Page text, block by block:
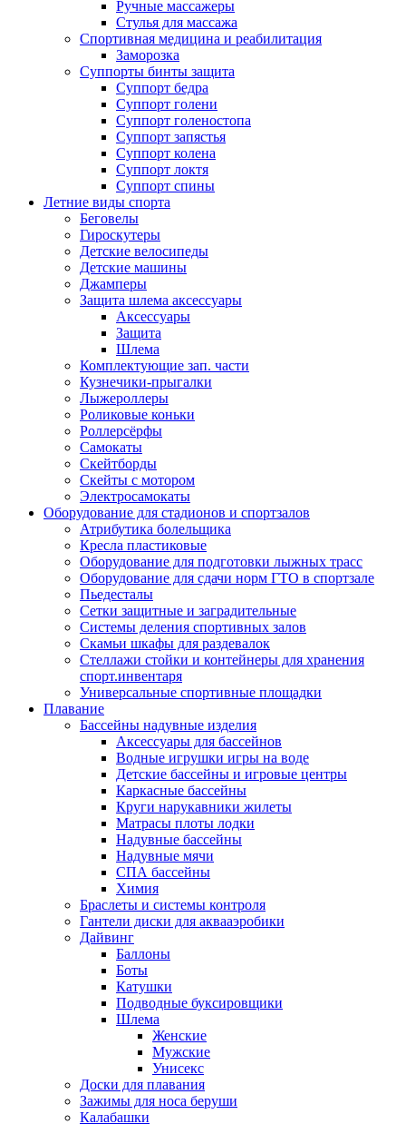
Ручные массажеры
Стулья для массажа
Спортивная медицина и реабилитация
Заморозка
Суппорты бинты защита
Суппорт бедра
Суппорт голени
Суппорт голеностопа
Суппорт запястья
Суппорт колена
Суппорт локтя
Суппорт спины
Летние виды спорта
Беговелы
Гироскутеры
Детские велосипеды
Детские машины
Джамперы
Защита шлема аксессуары
Аксессуары
Защита
Шлема
Комплектующие зап. части
Кузнечики-прыгалки
Лыжероллеры
Роликовые коньки
Роллерсёрфы
Самокаты
Скейтборды
Скейты с мотором
Электросамокаты
Оборудование для стадионов и спортзалов
Атрибутика болельщика
Кресла пластиковые
Оборудование для подготовки лыжных трасс
Оборудование для сдачи норм ГТО в спортзале
Пьедесталы
Сетки защитные и заградительные
Системы деления спортивных залов
Скамьи шкафы для раздевалок
Стеллажи стойки и контейнеры для хранения
спорт.инвентаря
Универсальные спортивные площадки
Плавание
Бассейны надувные изделия
Аксессуары для бассейнов
Водные игрушки игры на воде
Детские бассейны и игровые центры
Каркасные бассейны
Круги нарукавники жилеты
Матрасы плоты лодки
Надувные бассейны
Надувные мячи
СПА бассейны
Химия
Браслеты и системы контроля
Гантели диски для аквааэробики
Дайвинг
Баллоны
Боты
Катушки
Подводные буксировщики
Шлема
Женские
Мужские
Унисекс
Доски для плавания
Зажимы для носа беруши
Калабашки